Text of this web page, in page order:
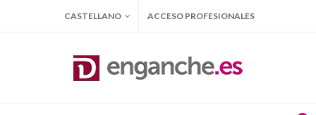
CASTELLANO ACCESO PROFESIONALES